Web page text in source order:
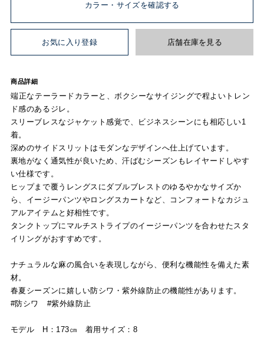
カラー・サイズを確認する
お気に入り登録 店舗在庫を見る
商品詳細
端正なテーラードカラーと、ボクシーなサイジングで程よいトレン
ド感のあるジレ。
スリーブレスなジャケット感覚で、ビジネスシーンにも相応しい1
着。
深めのサイドスリットはモダンなデザインへ仕上げています。
裏地がなく通気性が良いため、汗ばむシーズンもレイヤードしやす
い仕様です。
ヒップまで覆うレングスにダブルブレストのゆるやかなサイズか
ら、イージーパンツやロングスカートなど、コンフォートなカジュ
アルアイテムと好相性です。
タンクトップにマルチストライプのイージーパンツを合わせたスタ
イリングがおすすめです。
ナチュラルな麻の風合いを表現しながら、便利な機能性を備えた素
材。
春夏シーズンに嬉しい防シワ・紫外線防止の機能性があります。
#防シワ #紫外線防止
モデル H：173㎝ 着用サイズ：8